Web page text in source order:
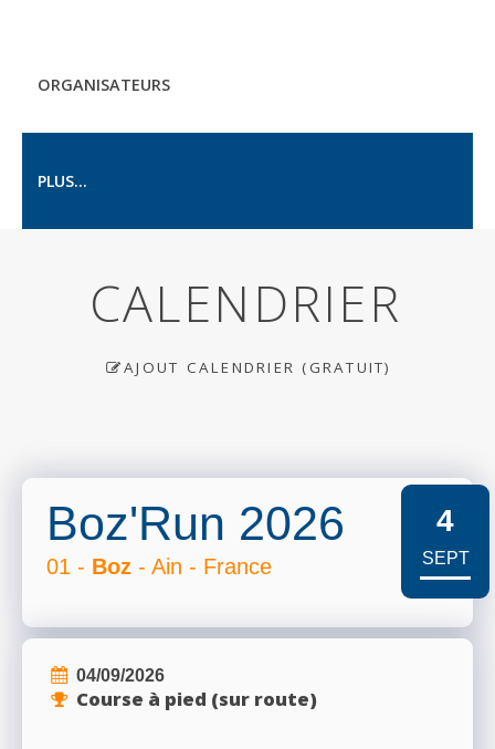
ORGANISATEURS
PLUS...
CALENDRIER
AJOUT CALENDRIER (GRATUIT)
Boz'Run 2026
01 - Boz - Ain - France
4
SEPT
04/09/2026
Course à pied (sur route)